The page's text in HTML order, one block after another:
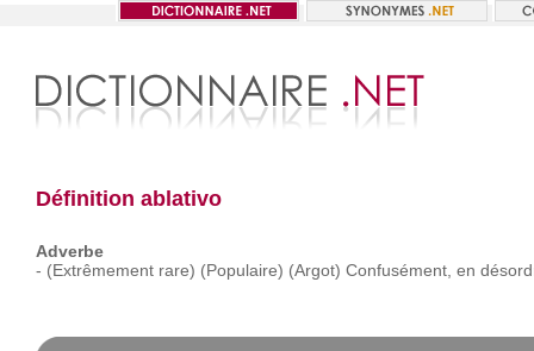
Définition ablativo
Adverbe
- (Extrêmement rare) (Populaire) (Argot) Confusément, en